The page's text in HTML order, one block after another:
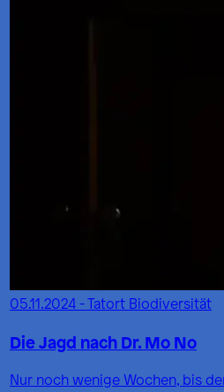
05.11.2024 - Tatort Biodiversität
Die Jagd nach Dr. Mo No
Nur noch wenige Wochen, bis